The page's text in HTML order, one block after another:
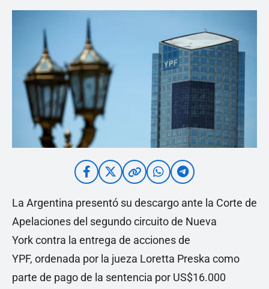
La Argentina presentó su descargo ante la Corte de
Apelaciones del segundo circuito de Nueva
York contra la entrega de acciones de
YPF, ordenada por la jueza Loretta Preska como
parte de pago de la sentencia por US$16.000